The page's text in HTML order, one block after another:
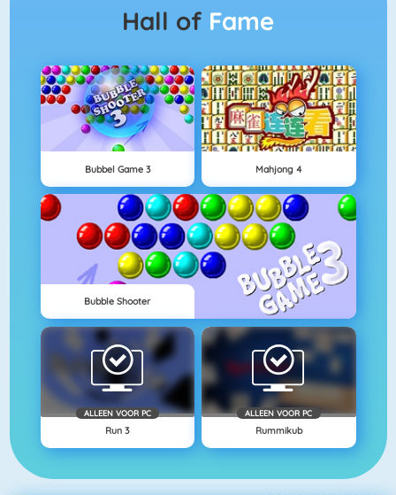
Hall of Fame
Bubbel Game 3 Mahjong 4
Bubble Shooter
ALLEEN VOOR PC
Run 3
ALLEEN VOOR PC
Rummikub